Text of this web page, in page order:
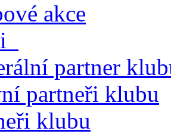
akce
partner
partneři klubu
klubu